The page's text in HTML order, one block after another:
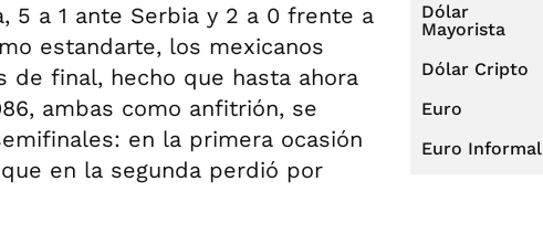
5 a 1 ante Serbia y 2 a 0 frente a
estandarte, los mexicanos
de final, hecho que hasta ahora
ambas como anfitrión, se
en la primera ocasión
en la segunda perdió por
Dólar
Mayorista
Dólar Cripto
Euro
Euro Informal